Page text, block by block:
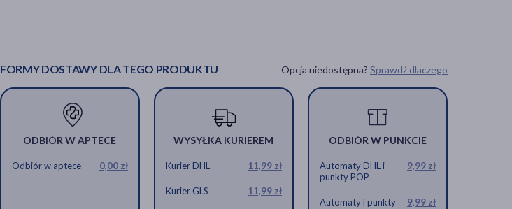
FORMY DOSTAWY DLA TEGO PRODUKTU Opcja niedostępna? Sprawdź dlaczego
ODBIÓR W APTECE
Odbiór w aptece 0,00 zł
WYSYŁKA KURIEREM
Kurier DHL 11,99 zł
Kurier GLS 11,99 zł
ODBIÓR W PUNKCIE
Automaty DHL i
punkty POP
9,99 zł
Automaty i punkty
9,99 zł